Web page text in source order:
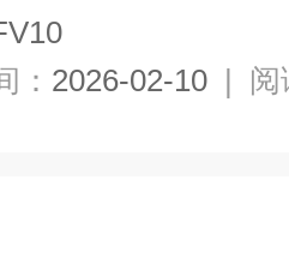
： 2026-02-10 | 阅